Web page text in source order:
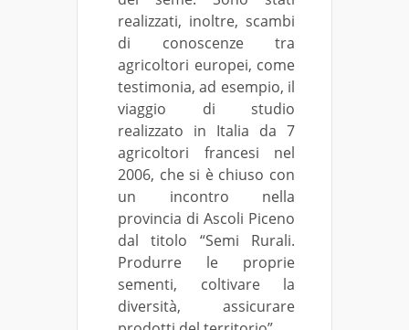
realizzati, inoltre, scambi
di conoscenze tra
agricoltori europei, come
testimonia, ad esempio, il
viaggio di studio
realizzato in Italia da 7
agricoltori francesi nel
2006, che si è chiuso con
un incontro nella
provincia di Ascoli Piceno
dal titolo “Semi Rurali.
Produrre le proprie
sementi, coltivare la
diversità, assicurare